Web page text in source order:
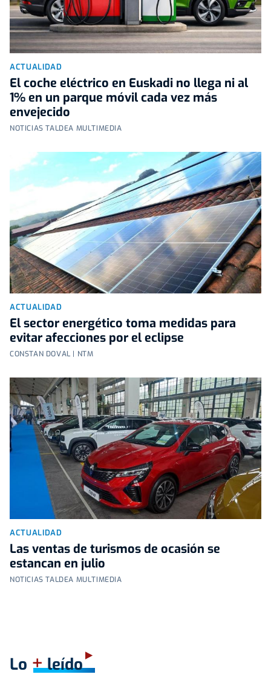
ACTUALIDAD
El coche eléctrico en Euskadi no llega ni al
1% en un parque móvil cada vez más
envejecido
NOTICIAS TALDEA MULTIMEDIA
ACTUALIDAD
El sector energético toma medidas para
evitar afecciones por el eclipse
CONSTAN DOVAL | NTM
ACTUALIDAD
Las ventas de turismos de ocasión se
estancan en julio
NOTICIAS TALDEA MULTIMEDIA
Lo +leído